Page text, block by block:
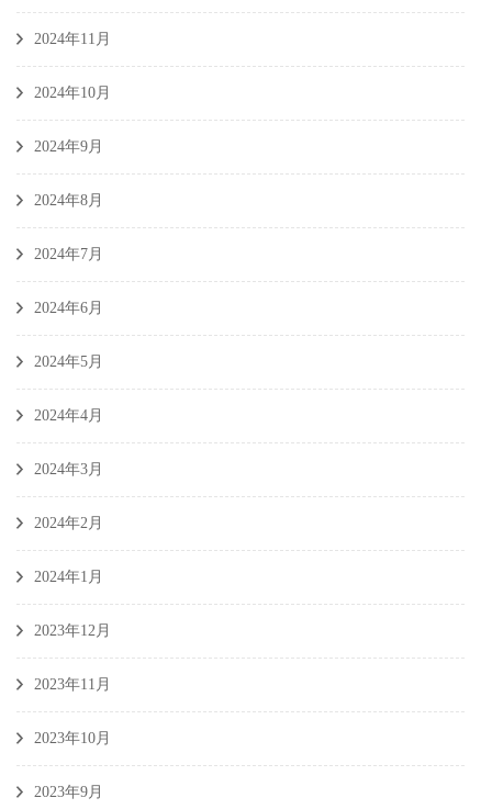
2024年11月
2024年10月
2024年9月
2024年8月
2024年7月
2024年6月
2024年5月
2024年4月
2024年3月
2024年2月
2024年1月
2023年12月
2023年11月
2023年10月
2023年9月